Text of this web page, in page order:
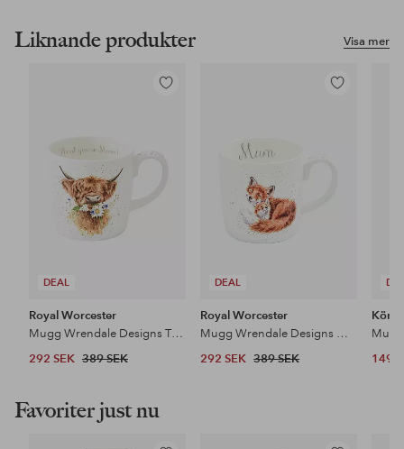
Visa mer
Liknande produkter
DEAL
Lägg
Royal Worcester
Mugg Wrendale Designs Thank You 40 cl
292 SEK 389 SEK
DEAL
Lägg
Royal Worcester
Mugg Wrendale Designs Mum 40 cl
292 SEK 389 SEK
149
Favoriter just nu